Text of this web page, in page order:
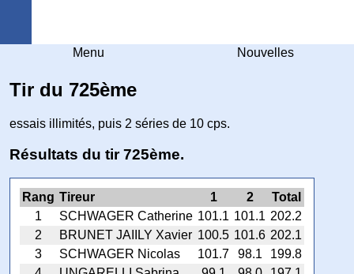
Menu Nouvelles
Tir du 725ème
essais illimités, puis 2 séries de 10 cps.
Résultats du tir 725ème.
Rang Tireur 1 2
Total
1
SCHWAGER Catherine 101.1 101.1 202.2
2
BRUNET JAIILY Xavier 100.5 101.6 202.1
3
SCHWAGER Nicolas 101.7 98.1
199.8